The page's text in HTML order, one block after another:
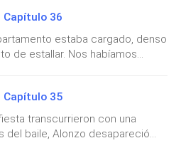
algún día. —asegure
justamente en el
de su boca, manchado mi
cuerpo se agitó
unos cinco minutos, hasta
36
estaba cargado, denso
de estallar. Nos habíamos
Mis manos temblaban
los papeles, pero no por
eco de todo lo que había
de saber que apenas
35
transcurrieron con una
del baile, Alonzo desapareció